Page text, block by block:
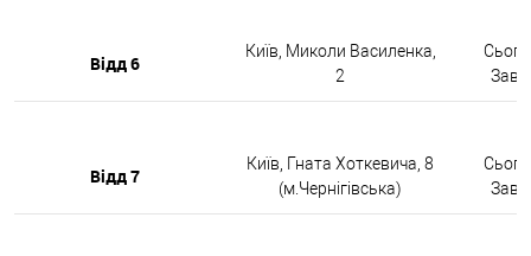
Відд 6
Київ, Миколи Василенка,
2
Відд 7
Київ, Гната Хоткевича, 8
(м.Чернігівська)